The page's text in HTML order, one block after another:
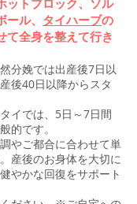
ットブロック、ソル
ル、 タイハーブの
て全身を整えて行き
分娩では出産後7日以
後40日以降からスタ
イでは、5日～7日間
的です。
やご都合に合わせて単
産後のお身体を大切に
やかな回復をサポート